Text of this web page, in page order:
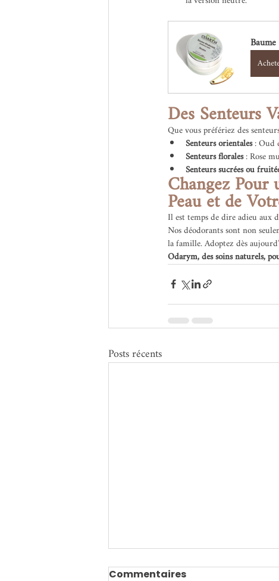
Des Senteurs
Que vous préfériez des
Senteurs orientales : Oud
Senteurs florales : Rose
Senteurs sucrées ou
Changez
Peau et de
Il est temps de dire adieu aux
Nos déodorants sont non
la famille. Adoptez dès
Odarym, des soins naturels,
Posts récents
Commentaires